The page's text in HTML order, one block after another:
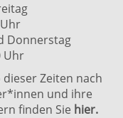
Donnerstag
Uhr
Zeiten nach
und ihre
finden Sie hier.